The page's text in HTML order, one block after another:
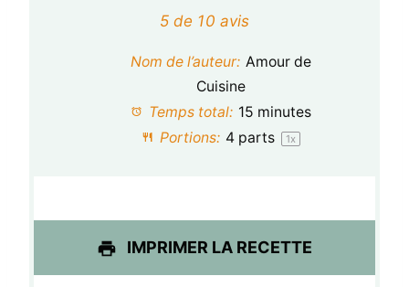
t
i
s
é
t
i
s
é
t
o
i
s
é
t
i
s
é
t
i
5 de 10 avis
Nom de l’auteur: Amour de
Cuisine
Temps total: 15 minutes
Portions: 4parts 1x
IMPRIMER LA RECETTE